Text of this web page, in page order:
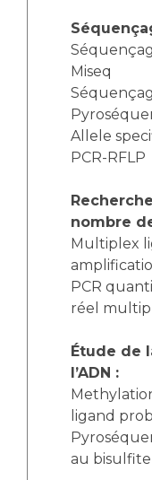
Miseq
Allele
PCR-RFLP
nombre
Multiplex
PCR
réel
Étude de
l’ADN :
ligand
au